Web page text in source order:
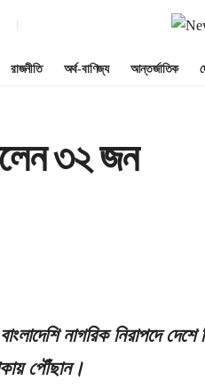
রাজনীতি অর্থ-বাণিজ্য আন্তর্জাতিক
৩২ জন
নাগরিক নিরাপদে
পৌঁছান।